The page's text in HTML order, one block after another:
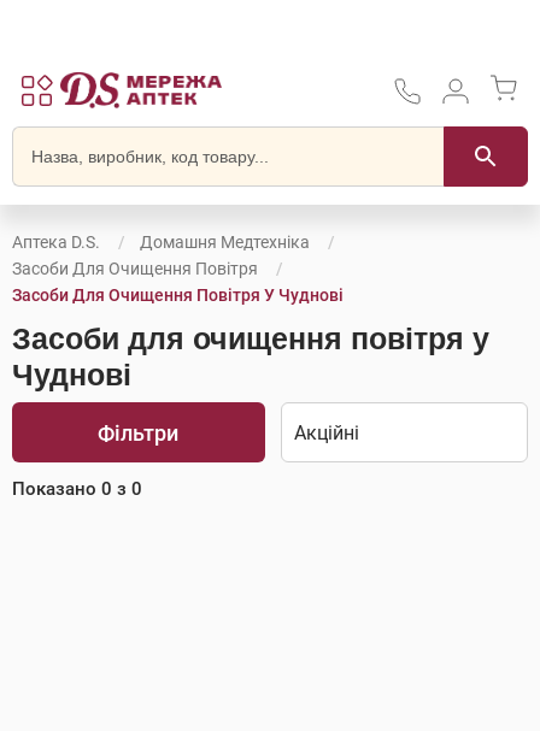
Аптека D.S.
Домашня Медтехніка
Засоби Для Очищення Повітря
Засоби Для Очищення Повітря У Чуднові
Засоби для очищення повітря у
Чуднові
Фільтри
Показано 0 з 0